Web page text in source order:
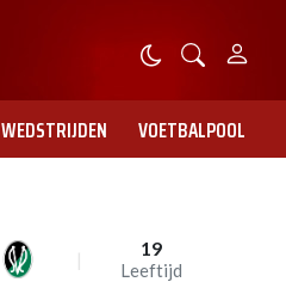
WEDSTRIJDEN VOETBALPOOL
19
Leeftijd